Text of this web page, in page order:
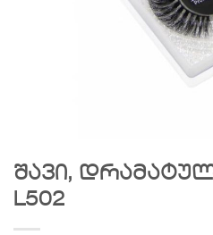
შავი,
L502